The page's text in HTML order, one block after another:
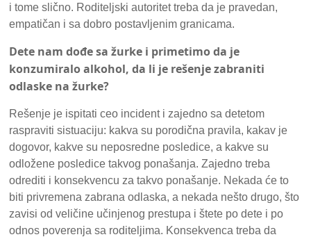
i tome slično. Roditeljski autoritet treba da je pravedan,
empatičan i sa dobro postavljenim granicama.
Dete nam dođe sa žurke i primetimo da je
konzumiralo alkohol, da li je rešenje zabraniti
odlaske na žurke?
Rešenje je ispitati ceo incident i zajedno sa detetom
raspraviti sistuaciju: kakva su porodična pravila, kakav je
dogovor, kakve su neposredne posledice, a kakve su
odložene posledice takvog ponašanja. Zajedno treba
odrediti i konsekvencu za takvo ponašanje. Nekada će to
biti privremena zabrana odlaska, a nekada nešto drugo, što
zavisi od veličine učinjenog prestupa i štete po dete i po
odnos poverenja sa roditeljima. Konsekvenca treba da